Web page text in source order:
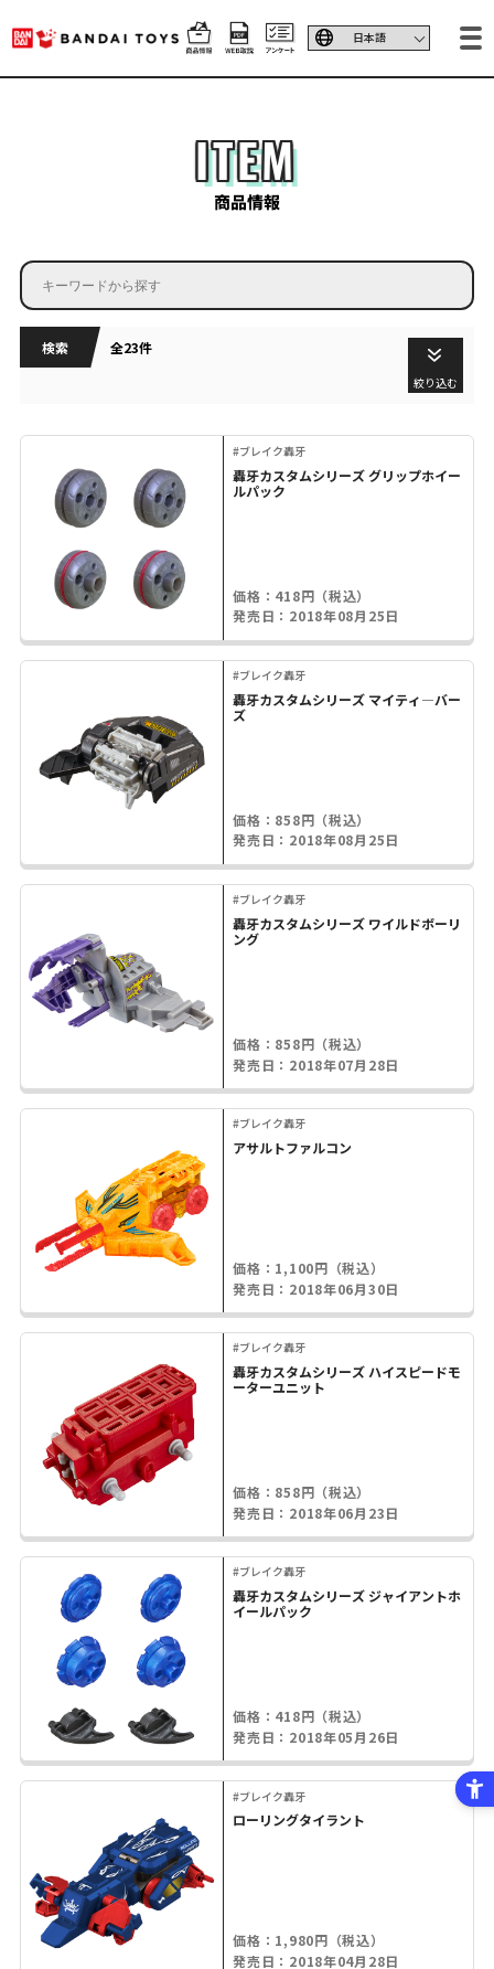
ITEM
商品情報
検索 全23件
絞り込む
#ブレイク轟牙
轟牙カスタムシリーズ グリップホイー
ルパック
価格：418円（税込）
発売日：2018年08月25日
#ブレイク轟牙
轟牙カスタムシリーズ マイティ―バー
ズ
価格：858円（税込）
発売日：2018年08月25日
#ブレイク轟牙
轟牙カスタムシリーズ ワイルドボーリ
ング
価格：858円（税込）
発売日：2018年07月28日
#ブレイク轟牙
アサルトファルコン
価格：1,100円（税込）
発売日：2018年06月30日
#ブレイク轟牙
轟牙カスタムシリーズ ハイスピードモ
ーターユニット
価格：858円（税込）
発売日：2018年06月23日
#ブレイク轟牙
轟牙カスタムシリーズ ジャイアントホ
イールパック
価格：418円（税込）
発売日：2018年05月26日
#ブレイク轟牙
ローリングタイラント
価格：1,980円（税込）
発売日：2018年04月28日